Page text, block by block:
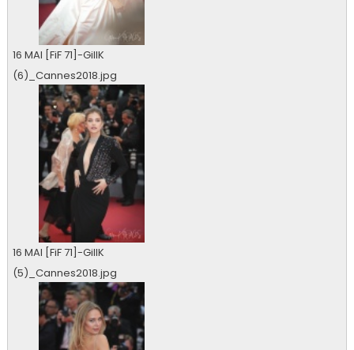
16 MAI [FiF 71]-GillK
(6)_Cannes2018.jpg
16 MAI [FiF 71]-GillK
(5)_Cannes2018.jpg